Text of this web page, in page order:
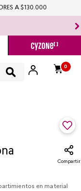
0
A $130.000
Compartir
en material